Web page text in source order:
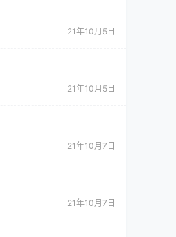
21年10月5日
21年10月5日
21年10月7日
21年10月7日